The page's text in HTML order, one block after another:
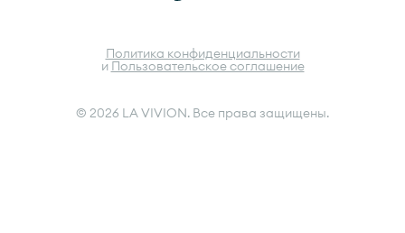
© 2026 LA VIVION. Все права защищены.
Политика конфиденциальности
и Пользовательское соглашение